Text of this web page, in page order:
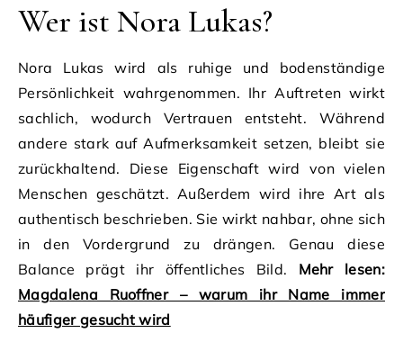
Wer ist Nora Lukas?
Nora Lukas wird als ruhige und bodenständige
Persönlichkeit wahrgenommen. Ihr Auftreten wirkt
sachlich, wodurch Vertrauen entsteht. Während
andere stark auf Aufmerksamkeit setzen, bleibt sie
zurückhaltend. Diese Eigenschaft wird von vielen
Menschen geschätzt. Außerdem wird ihre Art als
authentisch beschrieben. Sie wirkt nahbar, ohne sich
in den Vordergrund zu drängen. Genau diese
Balance prägt ihr öffentliches Bild. Mehr lesen:
Magdalena Ruoffner – warum ihr Name immer
häufiger gesucht wird